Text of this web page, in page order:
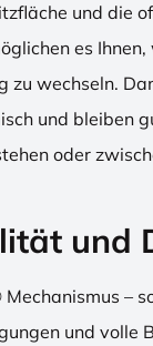
und die
es
zu wechseln.
und bleiben
oder
und
–
und volle